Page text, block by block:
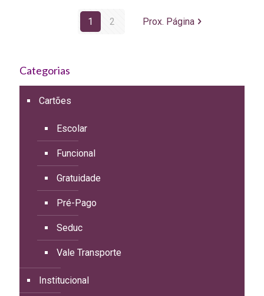
1 2 Prox. Página
Categorias
Cartões
Escolar
Funcional
Gratuidade
Pré-Pago
Seduc
Vale Transporte
Institucional